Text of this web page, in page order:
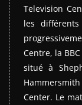
Television
les
Centre, la
situé à
Center. Le